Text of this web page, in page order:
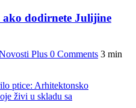
ako dodirnete Julijine
Plus 0 Comments 3 min